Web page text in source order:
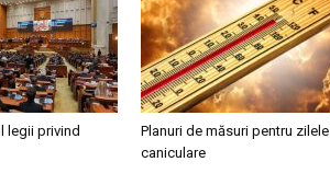
legii privind
Planuri de măsuri pentru zilele
caniculare